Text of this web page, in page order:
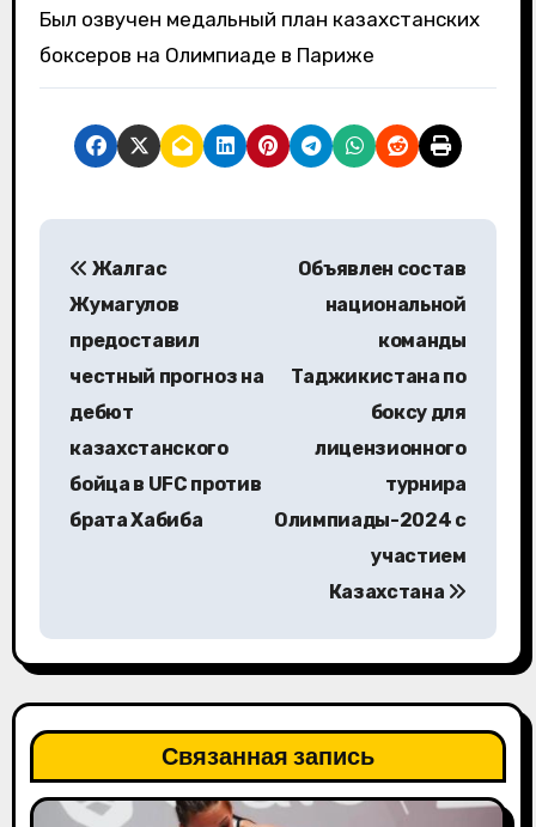
Был озвучен медальный план казахстанских
боксеров на Олимпиаде в Париже
Н
я
п
о
з
Жалгас
Жумагулов
предоставил
честный прогноз на
дебют
казахстанского
бойца в UFC против
брата Хабиба
Объявлен состав
национальной
команды
Таджикистана по
боксу для
лицензионного
турнира
Олимпиады-2024 с
участием
Казахстана
Связанная запись